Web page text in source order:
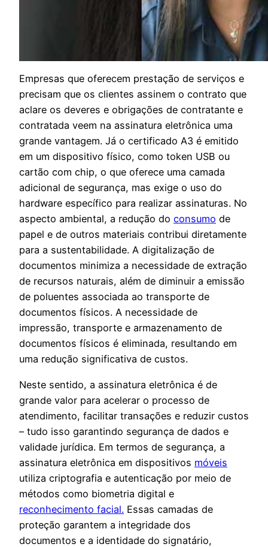
Empresas que oferecem prestação de serviços e
precisam que os clientes assinem o contrato que
aclare os deveres e obrigações de contratante e
contratada veem na assinatura eletrônica uma
grande vantagem. Já o certificado A3 é emitido
em um dispositivo físico, como token USB ou
cartão com chip, o que oferece uma camada
adicional de segurança, mas exige o uso do
hardware específico para realizar assinaturas. No
aspecto ambiental, a redução do consumo de
papel e de outros materiais contribui diretamente
para a sustentabilidade. A digitalização de
documentos minimiza a necessidade de extração
de recursos naturais, além de diminuir a emissão
de poluentes associada ao transporte de
documentos físicos. A necessidade de
impressão, transporte e armazenamento de
documentos físicos é eliminada, resultando em
uma redução significativa de custos.
Neste sentido, a assinatura eletrônica é de
grande valor para acelerar o processo de
atendimento, facilitar transações e reduzir custos
– tudo isso garantindo segurança de dados e
validade jurídica. Em termos de segurança, a
assinatura eletrônica em dispositivos móveis
utiliza criptografia e autenticação por meio de
métodos como biometria digital e
reconhecimento facial. Essas camadas de
proteção garantem a integridade dos
documentos e a identidade do signatário,